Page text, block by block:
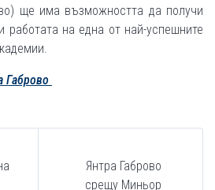
ще има възможността да получи
работата на една от най-успешните
Габрово
Янтра Габрово
срещу Миньор